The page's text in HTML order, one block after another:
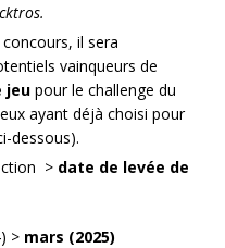
il sera
vainqueurs de
jeu pour le challenge du
ayant déjà choisi pour
dessous).
> date de levée de
> mars (2025)